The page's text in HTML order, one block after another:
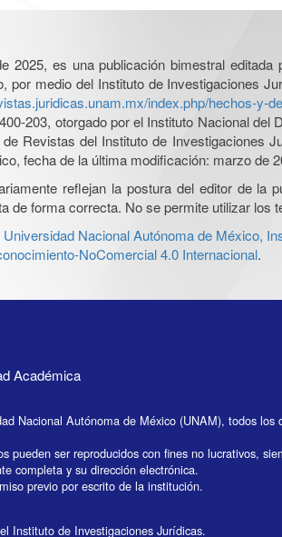
2025, es una publicación bimestral
por medio del Instituto de Investigaciones
index.php/hechos-y-
203, otorgado por el Instituto Nacional
Revistas del Instituto de
fecha de la última modificación: marzo de
reflejan la postura del editor de
de forma correcta. No se permite utilizar los
Universidad Nacional Autónoma de México,
NoComercial 4.0 Internacional.
Académica
Nacional Autónoma de México (UNAM), todos los
pueden ser reproducidos con fines no lucrativos,
completa y su dirección electrónica.
previo por escrito de la institución.
Instituto de Investigaciones Jurídicas.